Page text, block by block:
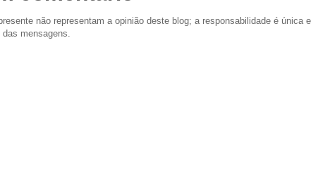
não representam a opinião deste blog; a responsabilidade é única e
mensagens.